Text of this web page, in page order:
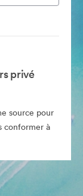
privé
source pour
conformer à